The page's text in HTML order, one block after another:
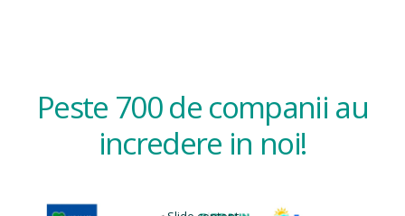
Peste 700 de companii au
incredere in noi!